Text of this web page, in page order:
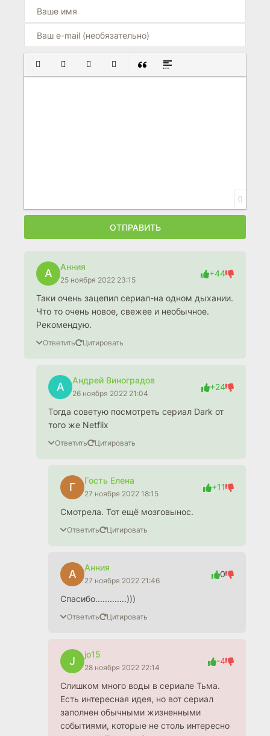
ПОЛУЖИРНЫЙ
КУРСИВПОДЧЕРКНУТЫЙ
ЗАЧЕРКНУТЫЙ
ВСТАВКА ЦИТАТЫ
ВСТАВКА СПОЙЛЕРА
0
ОТПРАВИТЬ
А
Анния
25 ноября 2022 23:15
+44
Таки очень зацепил сериал-на одном дыхании.
Что то очень новое, свежее и необычное.
Рекомендую.
Ответить Цитировать
А
Андрей Виноградов
26 ноября 2022 21:04
+24
Тогда советую посмотреть сериал Dark от
того же Netflix
Ответить Цитировать
Г
Гость Елена
27 ноября 2022 18:15
+11
Смотрела. Тот ещё мозговынос.
Ответить Цитировать
А
Анния
27 ноября 2022 21:46
0
Спасибо.............)))
Ответить Цитировать
J
jo15
28 ноября 2022 22:14
-4
Слишком много воды в сериале Тьма.
Есть интересная идея, но вот сериал
заполнен обычными жизненными
событиями, которые не столь интересно